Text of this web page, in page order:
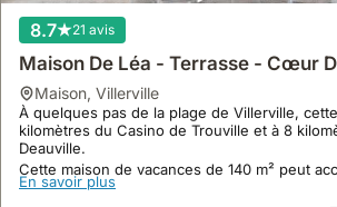
8.7 21 avis
Maison De Léa - Terrasse - Cœur
maison, Villerville
À quelques pas de la plage de Villerville,
kilomètres du Casino de Trouville et à 8
Deauville.
Cette maison de vacances de 140 m² peut
et dispose d'une cuisine équipée, de deux
En savoir plus